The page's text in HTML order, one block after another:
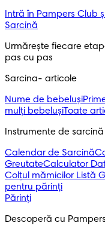
Intră în Pampers Club
Sarcină
Urmărește fiecare
pas cu pas
Sarcina- articole
Nume de bebeluși
mulți bebelușiToate
Instrumente de sarcină
Calendar de Sarcină
GreutateCalculator
Colțul mămicilor Listă
pentru părinți
Părinți
Descoperă cu